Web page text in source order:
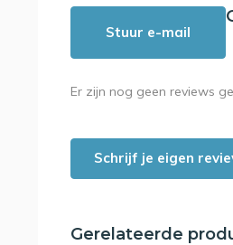
Stuur e-mail
Er zijn nog geen reviews
Schrijf je eigen
Gerelateerde